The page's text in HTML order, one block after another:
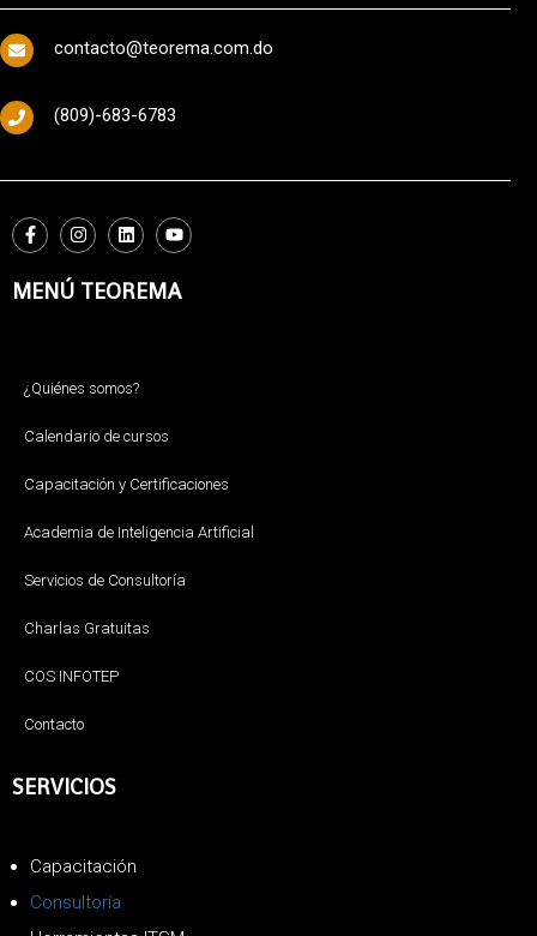
contacto@teorema.com.do
(809)-683-6783
MENÚ TEOREMA
¿Quiénes somos?
Calendario de cursos
Capacitación y Certificaciones
Academia de Inteligencia Artificial
Servicios de Consultoría
Charlas Gratuitas
COS INFOTEP
Contacto
SERVICIOS
Capacitación
Consultoría